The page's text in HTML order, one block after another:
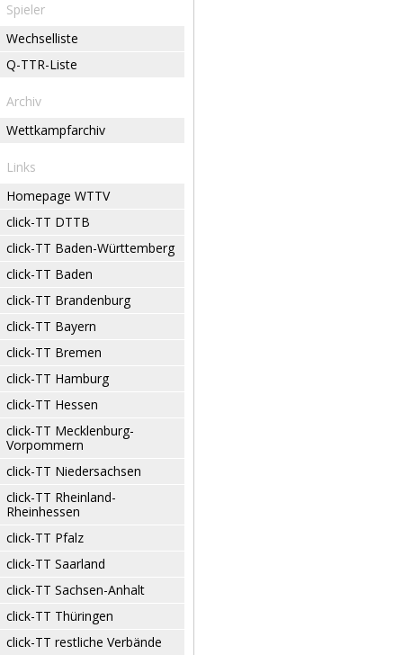
Spieler
Wechselliste
Q-TTR-Liste
Archiv
Wettkampfarchiv
Links
Homepage WTTV
click-TT DTTB
click-TT Baden-Württemberg
click-TT Baden
click-TT Brandenburg
click-TT Bayern
click-TT Bremen
click-TT Hamburg
click-TT Hessen
click-TT Mecklenburg-
Vorpommern
click-TT Niedersachsen
click-TT Rheinland-
Rheinhessen
click-TT Pfalz
click-TT Saarland
click-TT Sachsen-Anhalt
click-TT Thüringen
click-TT restliche Verbände